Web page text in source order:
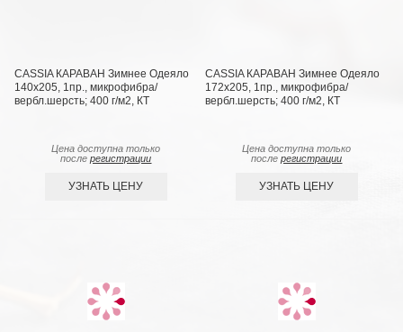
CASSIA КАРАВАН Зимнее Одеяло
140х205, 1пр., микрофибра/
вербл.шерсть; 400 г/м2, КТ
Цена доступна только
послерегистрации
УЗНАТЬ ЦЕНУ
CASSIA КАРАВАН Зимнее Одеяло
172х205, 1пр., микрофибра/
вербл.шерсть; 400 г/м2, КТ
Цена доступна только
послерегистрации
УЗНАТЬ ЦЕНУ